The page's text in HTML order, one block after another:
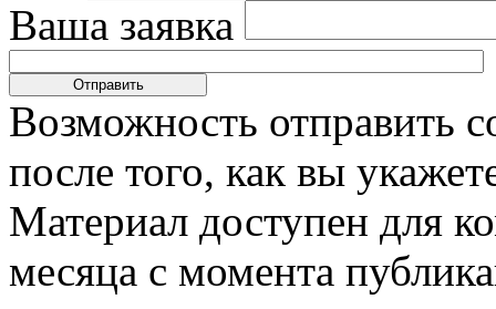
Ваша заявка
Возможность отправить
после того, как вы
Материал доступен для
месяца с момента